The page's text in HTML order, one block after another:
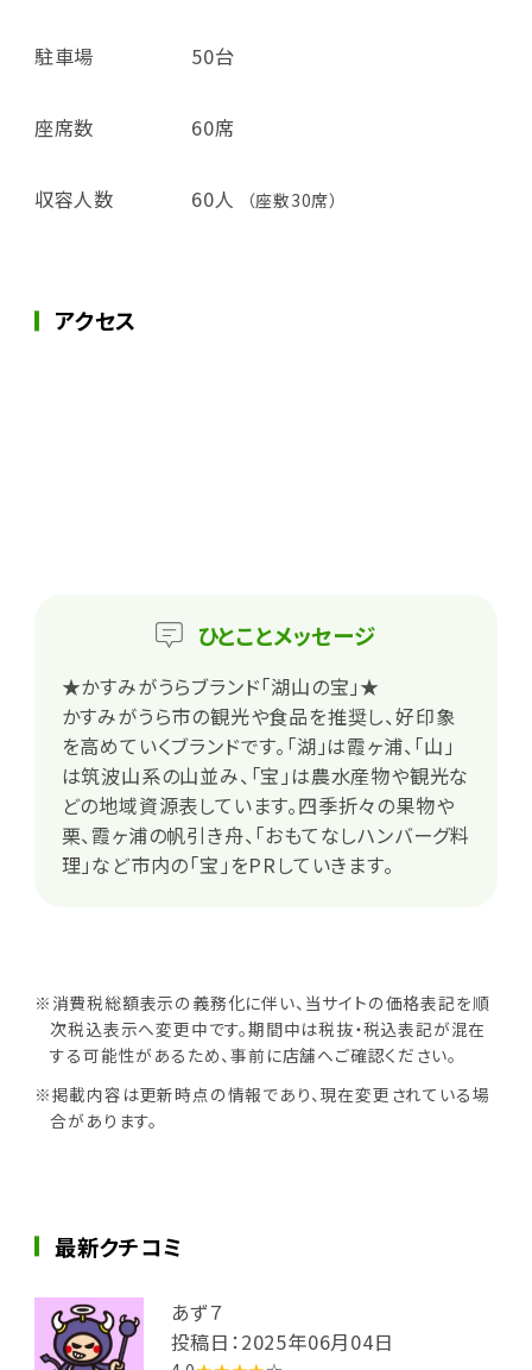
駐車場 50台
座席数 60席
収容人数 60人 （座敷30席）
アクセス
ひとことメッセージ
★かすみがうらブランド「湖山の宝」★
かすみがうら市の観光や食品を推奨し、好印象
を高めていくブランドです。「湖」は霞ヶ浦、「山」
は筑波山系の山並み、「宝」は農水産物や観光な
どの地域資源表しています。四季折々の果物や
栗、霞ヶ浦の帆引き舟、「おもてなしハンバーグ料
理」など市内の「宝」をPRしていきます。
※消費税総額表示の義務化に伴い、当サイトの価格表記を順
次税込表示へ変更中です。期間中は税抜・税込表記が混在
する可能性があるため、事前に店舗へご確認ください。
※掲載内容は更新時点の情報であり、現在変更されている場
合があります。
最新クチコミ
あず７
投稿日：2025年06月04日